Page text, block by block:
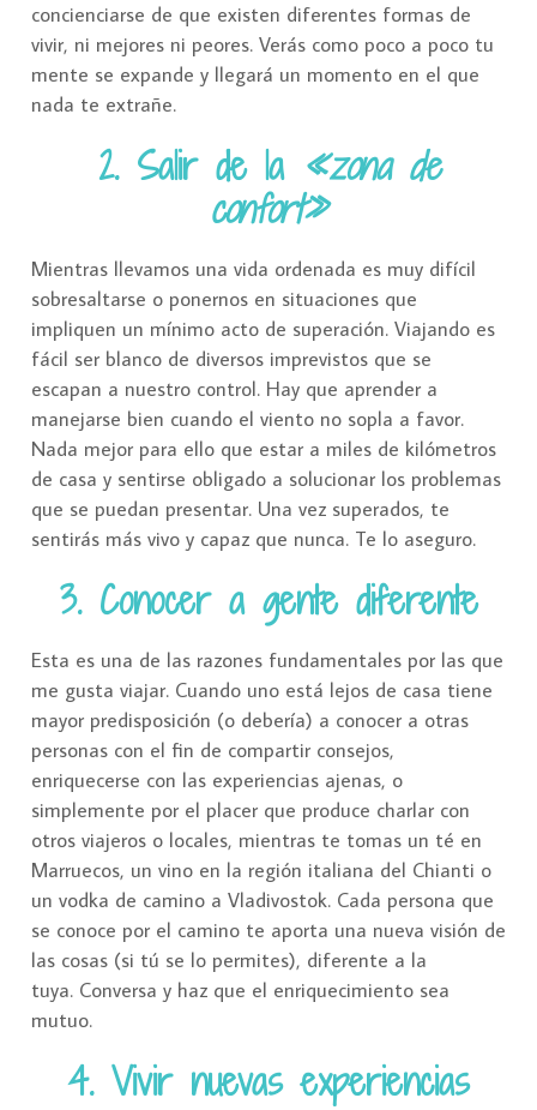
concienciarse de que existen diferentes formas de
vivir, ni mejores ni peores. Verás como poco a poco tu
mente se expande y llegará un momento en el que
nada te extrañe.
2. Salir de la «zona de
confort»
Mientras llevamos una vida ordenada es muy difícil
sobresaltarse o ponernos en situaciones que
impliquen un mínimo acto de superación. Viajando es
fácil ser blanco de diversos imprevistos que se
escapan a nuestro control. Hay que aprender a
manejarse bien cuando el viento no sopla a favor.
Nada mejor para ello que estar a miles de kilómetros
de casa y sentirse obligado a solucionar los problemas
que se puedan presentar. Una vez superados, te
sentirás más vivo y capaz que nunca. Te lo aseguro.
3. Conocer a gente diferente
Esta es una de las razones fundamentales por las que
me gusta viajar. Cuando uno está lejos de casa tiene
mayor predisposición (o debería) a conocer a otras
personas con el fin de compartir consejos,
enriquecerse con las experiencias ajenas, o
simplemente por el placer que produce charlar con
otros viajeros o locales, mientras te tomas un té en
Marruecos, un vino en la región italiana del Chianti o
un vodka de camino a Vladivostok. Cada persona que
se conoce por el camino te aporta una nueva visión de
las cosas (si tú se lo permites), diferente a la
tuya. Conversa y haz que el enriquecimiento sea
mutuo.
4. Vivir nuevas experiencias